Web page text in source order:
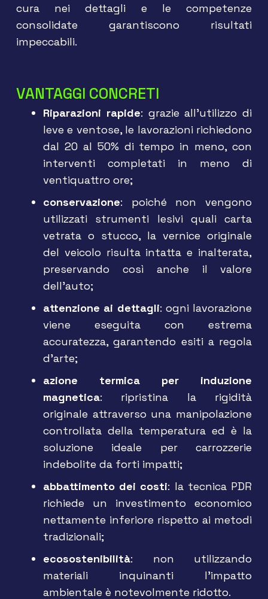
cura nei dettagli e le competenze
consolidate garantiscono risultati
impeccabili.
VANTAGGI CONCRETI
Riparazioni rapide: grazie all’utilizzo di
leve e ventose, le lavorazioni richiedono
dal 20 al 50% di tempo in meno, con
interventi completati in meno di
ventiquattro ore;
conservazione: poiché non vengono
utilizzati strumenti lesivi quali carta
vetrata o stucco, la vernice originale
del veicolo risulta intatta e inalterata,
preservando così anche il valore
dell’auto;
attenzione ai dettagli: ogni lavorazione
viene eseguita con estrema
accuratezza, garantendo esiti a regola
d’arte;
azione termica per induzione
magnetica: ripristina la rigidità
originale attraverso una manipolazione
controllata della temperatura ed è la
soluzione ideale per carrozzerie
indebolite da forti impatti;
abbattimento dei costi: la tecnica PDR
richiede un investimento economico
nettamente inferiore rispetto ai metodi
tradizionali;
ecosostenibilità: non utilizzando
materiali inquinanti l’impatto
ambientale è notevolmente ridotto.